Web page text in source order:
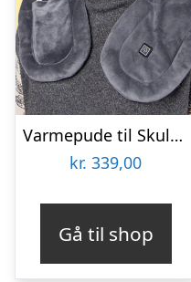
Varmepude til Skuldre og Ryg – Zenkuru
kr. 339,00
Gå til shop